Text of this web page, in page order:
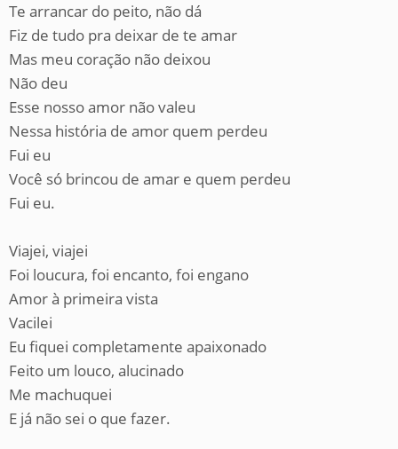
Te arrancar do peito, não dá
Fiz de tudo pra deixar de te amar
Mas meu coração não deixou
Não deu
Esse nosso amor não valeu
Nessa história de amor quem perdeu
Fui eu
Você só brincou de amar e quem perdeu
Fui eu.
Viajei, viajei
Foi loucura, foi encanto, foi engano
Amor à primeira vista
Vacilei
Eu fiquei completamente apaixonado
Feito um louco, alucinado
Me machuquei
E já não sei o que fazer.